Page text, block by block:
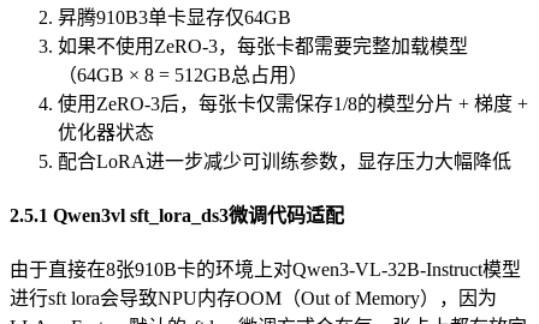
昇腾910B3单卡显存仅64GB
如果不使用ZeRO-3，每张卡都需要完整加载模型
（64GB × 8 = 512GB总占用）
使用ZeRO-3后，每张卡仅需保存1/8的模型分片 + 梯度 +
优化器状态
配合LoRA进一步减少可训练参数，显存压力大幅降低
2.5.1 Qwen3vl sft_lora_ds3微调代码适配
由于直接在8张910B卡的环境上对Qwen3-VL-32B-Instruct模型
进行sft lora会导致NPU内存OOM（Out of Memory），因为